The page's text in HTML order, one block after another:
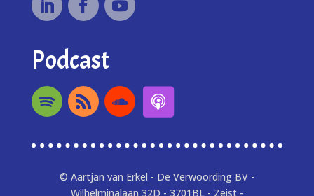
Podcast
© Aartjan van Erkel - De Verwoording BV -
Wilhelminalaan 32D - 3701BL - Zeist -